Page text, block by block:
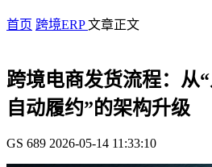
首页 跨境ERP文章正文
跨境电商发货流程：从
自动履约”的架构升级
GS 689 2026-05-14 11:33:10